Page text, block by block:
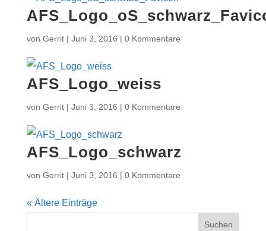
von Gerrit| Juni 3, 2016 | 0 Kommentare
AFS_Logo_weiss
von Gerrit| Juni 3, 2016 | 0 Kommentare
AFS_Logo_schwarz
von Gerrit| Juni 3, 2016 | 0 Kommentare
« Ältere Einträge